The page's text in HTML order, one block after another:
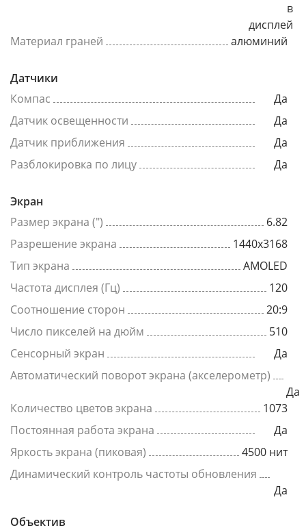
в
дисплей
Материал граней
алюминий
Датчики
Компас
Да
Датчик освещенности
Да
Датчик приближения
Да
Разблокировка по лицу
Да
Экран
Размер экрана (")
6.82
Разрешение экрана
1440x3168
Тип экрана
AMOLED
Частота дисплея (Гц)
120
Соотношение сторон
20:9
Число пикселей на дюйм
510
Сенсорный экран
Да
Автоматический поворот экрана (акселерометр)
Да
Количество цветов экрана
1073
Постоянная работа экрана
Да
Яркость экрана (пиковая)
4500 нит
Динамический контроль частоты обновления
Да
Объектив